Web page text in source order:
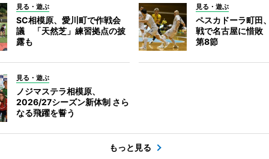
見る・遊ぶ
SC相模原、愛川町で作戦会
議 「天然芝」練習拠点の披
露も
見る・遊ぶ
ペスカドーラ町田
戦で名古屋に惜
第8節
見る・遊ぶ
ノジマステラ相模原、
2026/27シーズン新体制 さら
なる飛躍を誓う
もっと見る